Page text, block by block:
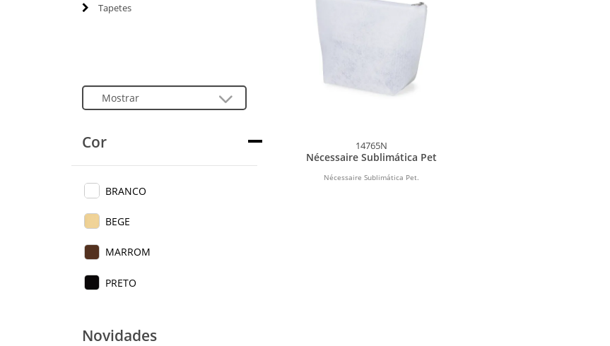
Tapetes
Cor
BRANCO
BEGE
MARROM
PRETO
Novidades
14765N
Nécessaire Sublimática Pet
Nécessaire Sublimática Pet.